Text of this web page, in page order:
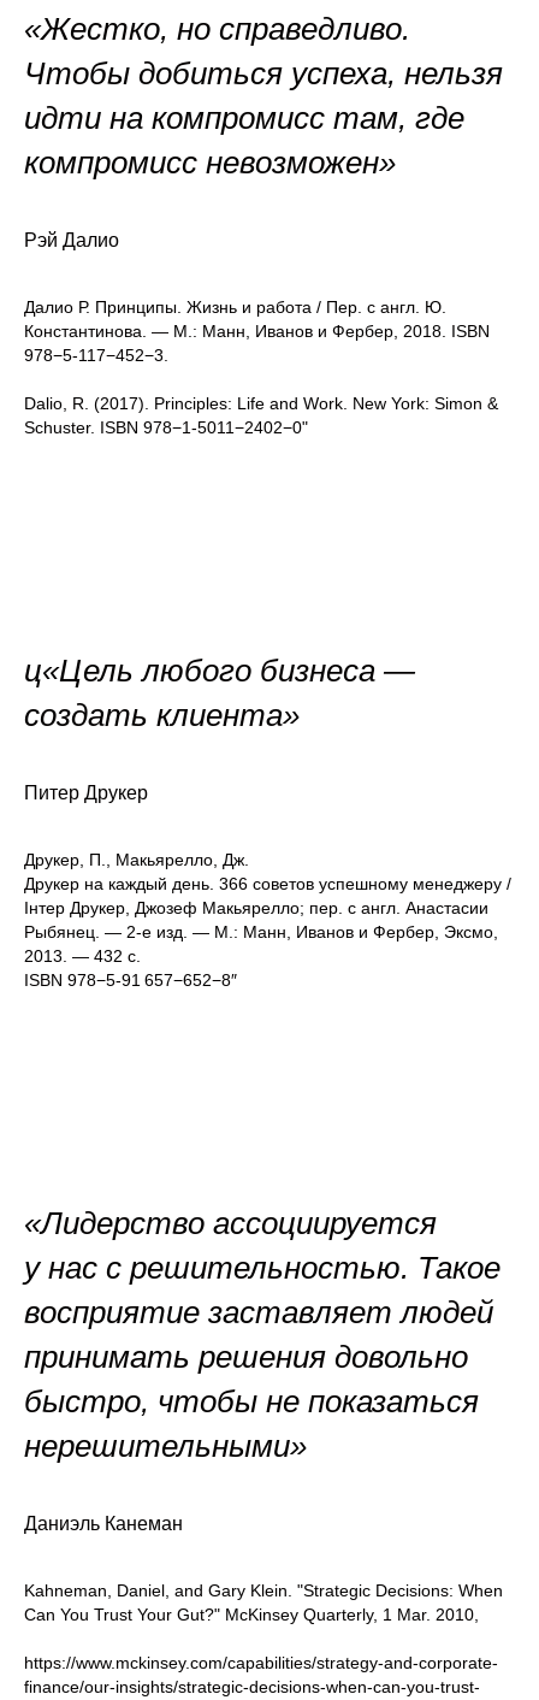
«Жестко, но справедливо.
Чтобы добиться успеха, нельзя
идти на компромисс там, где
компромисс невозможен»
Рэй Далио
Далио Р. Принципы. Жизнь и работа / Пер. с англ. Ю.
Константинова. — М.: Манн, Иванов и Фербер, 2018. ISBN
978−5-117−452−3.
Dalio, R. (2017). Principles: Life and Work. New York: Simon &
Schuster. ISBN 978−1-5011−2402−0"
ц«Цель любого бизнеса —
создать клиента»
Питер Друкер
Друкер, П., Макьярелло, Дж.
Друкер на каждый день. 366 советов успешному менеджеру /
Інтер Друкер, Джозеф Макьярелло; пер. с англ. Анастасии
Рыбянец. — 2-е изд. — М.: Манн, Иванов и Фербер, Эксмо,
2013. — 432 с.
ISBN 978−5-91 657−652−8″
«Лидерство ассоциируется
у нас с решительностью. Такое
восприятие заставляет людей
принимать решения довольно
быстро, чтобы не показаться
нерешительными»
Даниэль Канеман
Kahneman, Daniel, and Gary Klein. "Strategic Decisions: When
Can You Trust Your Gut?" McKinsey Quarterly, 1 Mar. 2010,
https://www.mckinsey.com/capabilities/strategy-and-corporate-
finance/our-insights/strategic-decisions-when-can-you-trust-